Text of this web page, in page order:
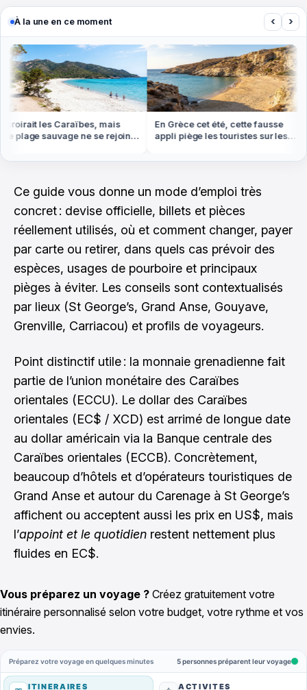
À la une en ce moment ‹ ›
les Caraïbes, mais
plage sauvage ne se rejoint
En Grèce cet été, cette fausse
appli piège les touristes sur les
Ce guide vous donne un mode d’emploi très
concret : devise officielle, billets et pièces
réellement utilisés, où et comment changer, payer
par carte ou retirer, dans quels cas prévoir des
espèces, usages de pourboire et principaux
pièges à éviter. Les conseils sont contextualisés
par lieux (St George’s, Grand Anse, Gouyave,
Grenville, Carriacou) et profils de voyageurs.
Point distinctif utile : la monnaie grenadienne fait
partie de l’union monétaire des Caraïbes
orientales (ECCU). Le dollar des Caraïbes
orientales (EC$ / XCD) est arrimé de longue date
au dollar américain via la Banque centrale des
Caraïbes orientales (ECCB). Concrètement,
beaucoup d’hôtels et d’opérateurs touristiques de
Grand Anse et autour du Carenage à St George’s
affichent ou acceptent aussi les prix en US$, mais
l’appoint et le quotidien restent nettement plus
fluides en EC$.
Vous préparez un voyage ? Créez gratuitement votre
itinéraire personnalisé selon votre budget, votre rythme et vos
envies.